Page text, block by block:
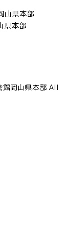
県本部
岡山県本部 All